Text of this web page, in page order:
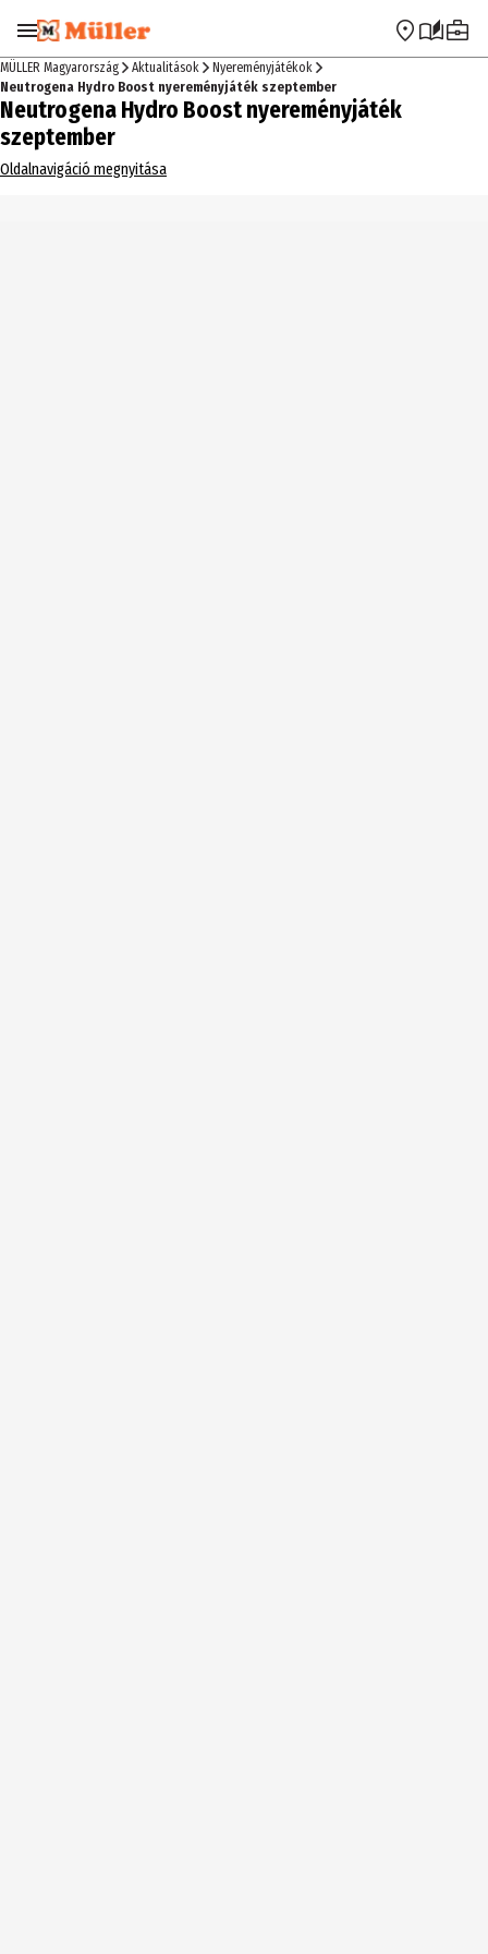
Ugrás a navigációra Ugrás a fő tartalomra
MÜLLER Magyarország Aktualitások
Nyereményjátékok
Neutrogena Hydro Boost nyereményjáték szeptember
Neutrogena Hydro Boost nyereményjáték
szeptember
Oldalnavigáció megnyitása